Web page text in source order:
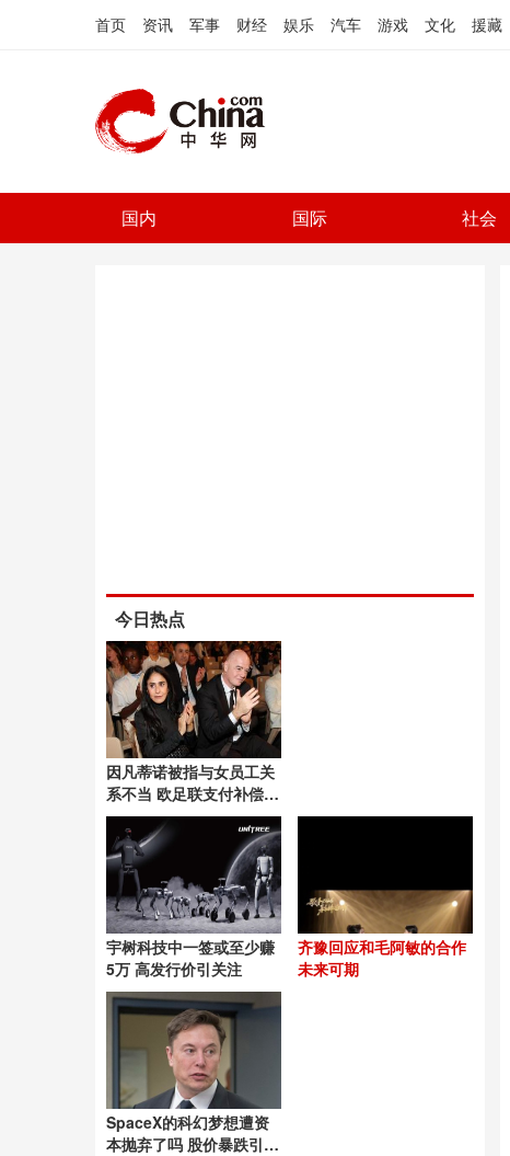
首页 资讯 军事 财经 娱乐 汽车 游戏 文化 援藏
国内 国际 社会
今日热点
因凡蒂诺被指与女员工关
系不当 欧足联支付补偿金
引发争议
宇树科技中一签或至少赚
5万 高发行价引关注
齐豫回应和毛阿敏的合作
未来可期
SpaceX的科幻梦想遭资
本抛弃了吗 股价暴跌引发